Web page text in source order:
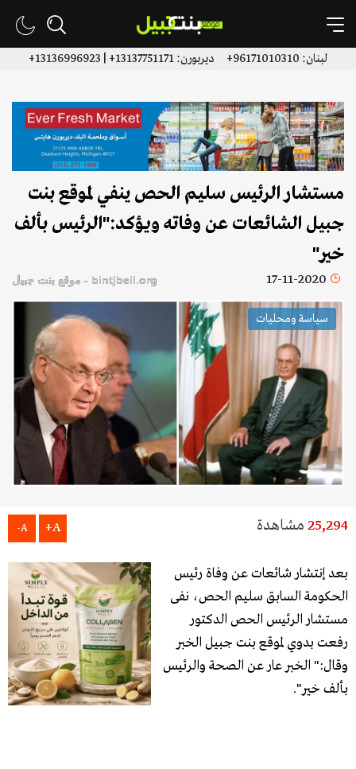
لبنان: 96171010310+ ديربورن: 13137751171+ | 13136996923+
مستشار الرئيس سليم الحص ينفي لموقع بنت
جبيل الشائعات عن وفاته ويؤكد:"الرئيس بألف
خير"
17-11-2020 bintjbeil.org - موقع بنت جبيل
سياسة ومحليات
25,294 مشاهدة A+
A-
بعد إنتشار شائعات عن وفاة رئيس
الحكومة السابق سليم الحص، نفى
مستشار الرئيس الحص الدكتور
رفعت بدوي لموقع بنت جبيل الخبر
وقال:" الخبر عار عن الصحة والرئيس
بألف خير".